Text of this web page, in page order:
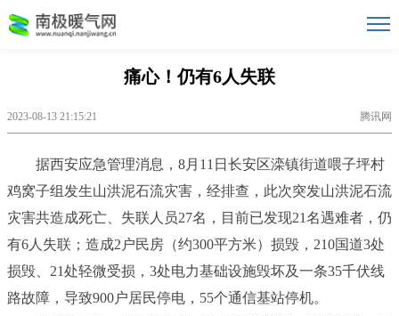
痛心！仍有6人失联
2023-08-13 21:15:21 腾讯网
据西安应急管理消息，8月11日长安区滦镇街道喂子坪村
鸡窝子组发生山洪泥石流灾害，经排查， 此次突发山洪泥石流
灾害共造成死亡、失联人员27名，目前已发现21名遇难者，仍
有6人失联 ；造成2户民房（约300平方米）损毁，210国道3处
损毁、21处轻微受损，3处电力基础设施毁坏及一条35千伏线
路故障，导致900户居民停电，55个通信基站停机。